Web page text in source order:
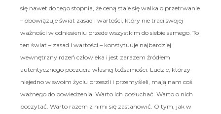
się nawet do tego stopnia, że ceną staje się walka o przetrwanie
– obowiązuje świat zasad i wartości, który nie traci swojej
ważności w odniesieniu przede wszystkim do siebie samego. To
ten świat – zasad i wartości – konstytuuje najbardziej
wewnętrzny rdzeń człowieka i jest zarazem źródłem
autentycznego poczucia własnej tożsamości. Ludzie, którzy
niejedno w swoim życiu przeszli i przemyśleli, mają nam coś
ważnego do powiedzenia. Warto ich posłuchać. Warto o nich
poczytać. Warto razem z nimi się zastanowić. O tym, jak w